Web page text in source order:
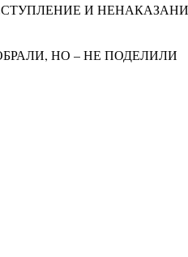
И
НО – НЕ ПОДЕЛИЛИ